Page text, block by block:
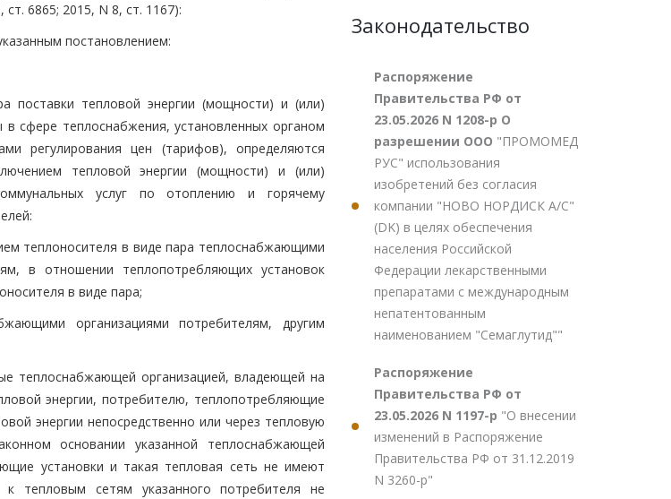
6865; 2015, N 8, ст. 1167):
постановлением:
поставки тепловой энергии (мощности) и (или)
сфере теплоснабжения, установленных органом
регулирования цен (тарифов), определяются
тепловой энергии (мощности) и (или)
услуг по отоплению и горячему
теплоносителя в виде пара теплоснабжающими
в отношении теплопотребляющих установок
в виде пара;
организациями потребителям, другим
теплоснабжающей организацией, владеющей на
энергии, потребителю, теплопотребляющие
энергии непосредственно или через тепловую
основании указанной теплоснабжающей
установки и такая тепловая сеть не имеют
к тепловым сетям указанного потребителя не
Законодательство
Распоряжение
Правительства РФ от
23.05.2026 N 1208-р О
разрешении ООО "ПРОМОМЕД
РУС" использования
изобретений без согласия
компании "НОВО НОРДИСК А/С"
(DK) в целях обеспечения
населения Российской
Федерации лекарственными
препаратами с международным
непатентованным
наименованием "Семаглутид""
Распоряжение
Правительства РФ от
23.05.2026 N 1197-р "О внесении
изменений в Распоряжение
Правительства РФ от 31.12.2019
N 3260-р"